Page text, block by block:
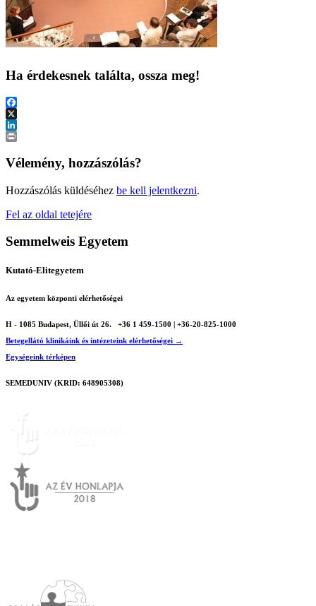
Ha érdekesnek találta, ossza meg!
Facebook
X
LinkedIn
Vélemény, hozzászólás?
Hozzászólás küldéséhez be kell jelentkezni.
Fel az oldal tetejére
Semmelweis Egyetem
Kutató-Elitegyetem
Az egyetem központi elérhetőségei
H - 1085 Budapest, Üllői út 26.
+36 1 459-1500 | +36-20-825-1000
Betegellátó klinikáink és intézeteink elérhetőségei →
Egységeink térképen
SEMEDUNIV (KRID: 648905308)